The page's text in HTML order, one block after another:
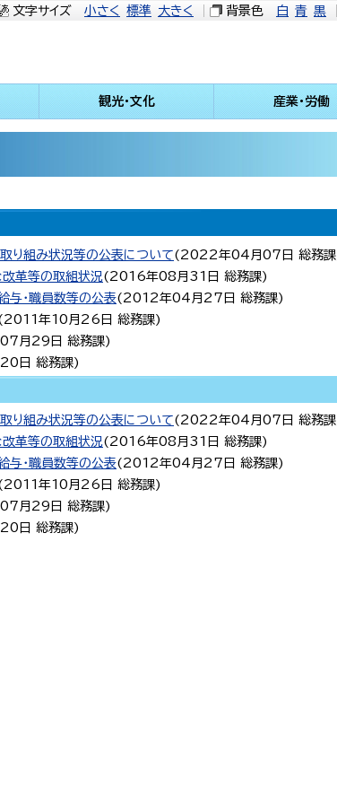
文字サイズ 小さく 標準 大きく 背景色 白 青 黒
観光・文化 産業・労働
り組み状況等の公表について( 2022年04月07日 総務課
革等の取組状況( 2016年08月31日 総務課)
・職員数等の公表( 2012年04月27日 総務課)
2011年10月26日 総務課)
月29日 総務課)
日 総務課)
り組み状況等の公表について( 2022年04月07日 総務課
革等の取組状況( 2016年08月31日 総務課)
・職員数等の公表( 2012年04月27日 総務課)
2011年10月26日 総務課)
月29日 総務課)
日 総務課)